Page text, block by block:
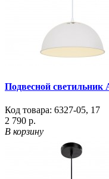
Подвесной
Код товара: 6327-05, 17
2 790 р.
В корзину